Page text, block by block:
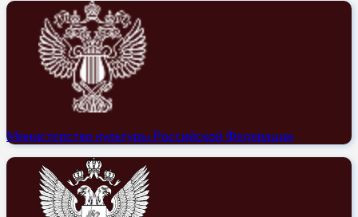
Министерство культуры Российской Федерации